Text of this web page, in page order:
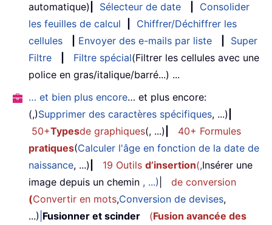
automatique)
Sélecteur de date
Consolider
les feuilles de calcul
Chiffrer/Déchiffrer les
cellules
Envoyer des e-mails par liste
Super
Filtre
Filtre spécial(Filtrer les cellules avec une
police en gras/italique/barré...) ...
… et bien plus encore… et plus encore:
(,)Supprimer des caractères spécifiques, ...)
50+Typesde graphiques(, ...)
40+ Formules
pratiques(Calculer l'âge en fonction de la date de
naissance, ...) 19 Outils d’insertion(,Insérer une
image depuis un chemin , ...)
de conversion
(Convertir en mots,Conversion de devises,
...) Fusionner et scinder (Fusion avancée des